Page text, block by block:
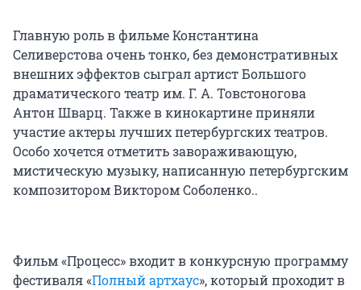
Главную роль в фильме Константина
Селиверстова очень тонко, без демонстративных
внешних эффектов сыграл артист Большого
драматического театр им. Г. А. Товстоногова
Антон Шварц. Также в кинокартине приняли
участие актеры лучших петербургских театров.
Особо хочется отметить завораживающую,
мистическую музыку, написанную петербургским
композитором Виктором Соболенко..
Фильм «Процесс» входит в конкурсную программу
фестиваля «Полный артхаус», который проходит в